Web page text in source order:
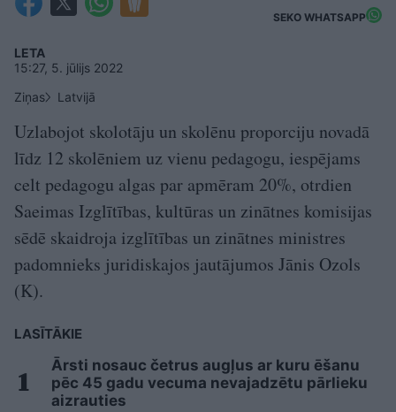
SEKO WHATSAPP
LETA
15:27, 5. jūlijs 2022
Ziņas
Latvijā
Uzlabojot skolotāju un skolēnu proporciju novadā
līdz 12 skolēniem uz vienu pedagogu, iespējams
celt pedagogu algas par apmēram 20%, otrdien
Saeimas Izglītības, kultūras un zinātnes komisijas
sēdē skaidroja izglītības un zinātnes ministres
padomnieks juridiskajos jautājumos Jānis Ozols
(K).
LASĪTĀKIE
Ārsti nosauc četrus augļus ar kuru ēšanu
pēc 45 gadu vecuma nevajadzētu pārlieku
aizrauties